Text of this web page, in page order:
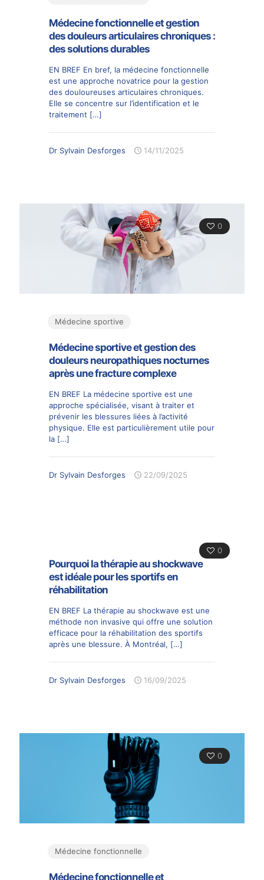
Médecine fonctionnelle et gestion
des douleurs articulaires chroniques :
des solutions durables
EN BREF En bref, la médecine fonctionnelle
est une approche novatrice pour la gestion
des douloureuses articulaires chroniques.
Elle se concentre sur l’identification et le
traitement […]
Dr Sylvain Desforges 14/11/2025
0
Médecine sportive
Médecine sportive et gestion des
douleurs neuropathiques nocturnes
après une fracture complexe
EN BREF La médecine sportive est une
approche spécialisée, visant à traiter et
prévenir les blessures liées à l’activité
physique. Elle est particulièrement utile pour
la […]
Dr Sylvain Desforges 22/09/2025
0
Pourquoi la thérapie au shockwave
est idéale pour les sportifs en
réhabilitation
EN BREF La thérapie au shockwave est une
méthode non invasive qui offre une solution
efficace pour la réhabilitation des sportifs
après une blessure. À Montréal, […]
Dr Sylvain Desforges 16/09/2025
0
Médecine fonctionnelle
Médecine fonctionnelle et